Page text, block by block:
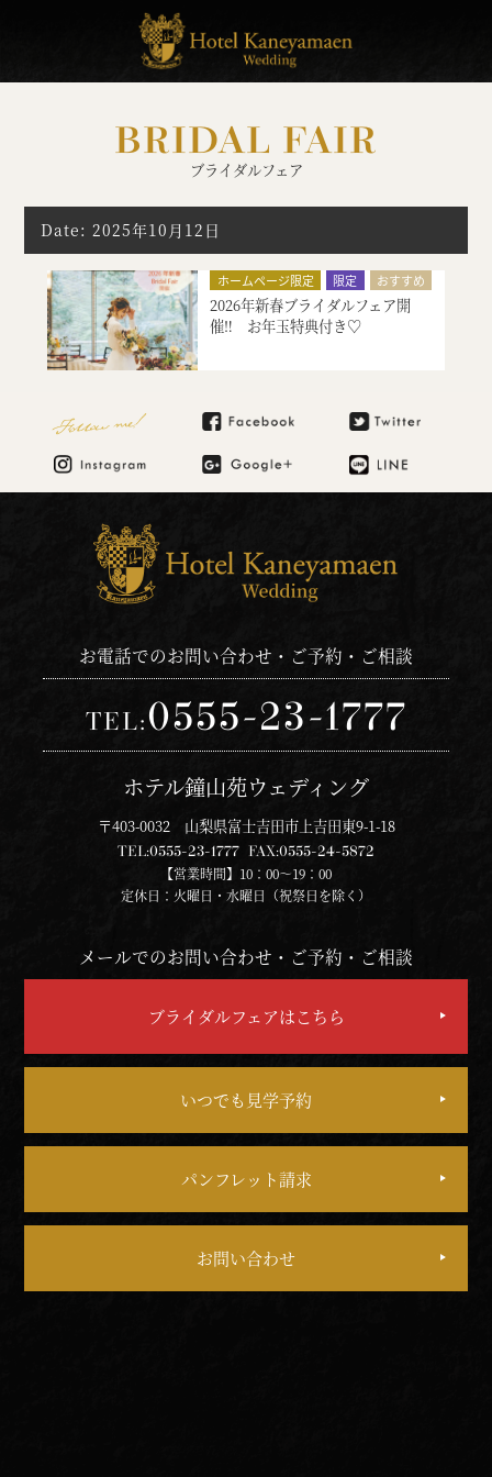
BRIDAL FAIR
ブライダルフェア
Date: 2025年10月12日
ホームページ限定 限定
おすすめ
初めてにオススメ
限定イベント
シェフ厳選、美食料理の試食
マタニティ・お急ぎ婚相談
見積り相談会
2026年新春ブライダルフェア開
催‼ お年玉特典付き♡
Follow me!
お電話でのお問い合わせ・ご予約・ご相談
TEL:0555-23-1777
ホテル鐘山苑ウェディング
〒403-0032 山梨県富士吉田市上吉田東9-1-18
TEL:0555-23-1777 FAX:0555-24-5872
【営業時間】10：00～19：00
定休日：火曜日・水曜日（祝祭日を除く）
メールでのお問い合わせ・ご予約・ご相談
ブライダルフェアはこちら
いつでも見学予約
パンフレット請求
お問い合わせ